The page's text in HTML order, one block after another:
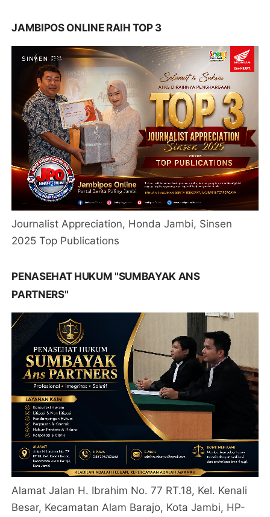
JAMBIPOS ONLINE RAIH TOP 3
Journalist Appreciation, Honda Jambi, Sinsen
2025 Top Publications
PENASEHAT HUKUM "SUMBAYAK ANS
PARTNERS"
Alamat Jalan H. Ibrahim No. 77 RT.18, Kel. Kenali
Besar, Kecamatan Alam Barajo, Kota Jambi, HP-